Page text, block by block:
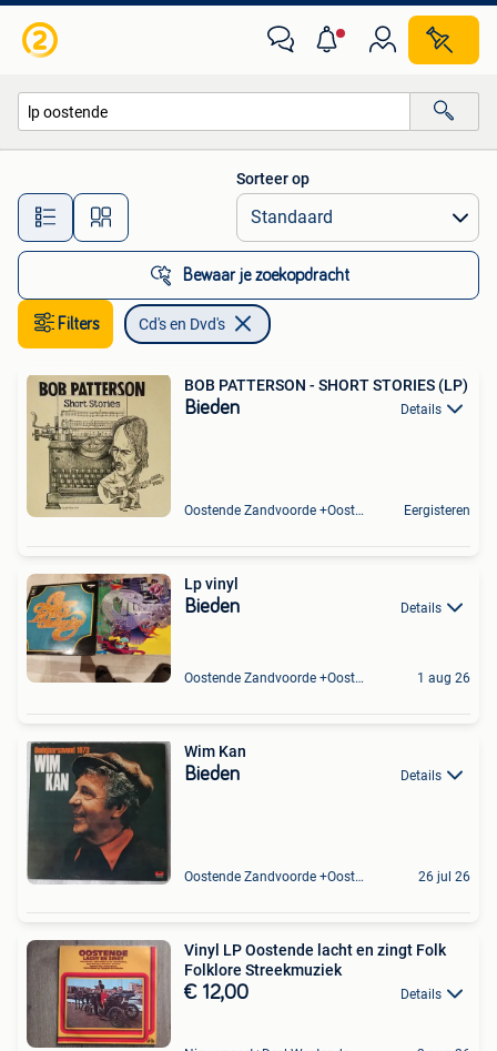
Alle afstanden…
Sorteer op
Bewaar je zoekopdracht
Filters Cd's en Dvd's
BOB PATTERSON - SHORT STORIES (LP)
Bieden Details
Oostende Zandvoorde +Oostende Eergisteren
Lp vinyl
Bieden Details
Oostende Zandvoorde +Oostende 1 aug 26
Wim Kan
Bieden Details
Oostende Zandvoorde +Oostende 26 jul 26
Vinyl LP Oostende lacht en zingt Folk
Folklore Streekmuziek
€ 12,00 Details